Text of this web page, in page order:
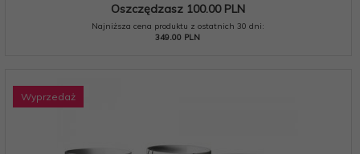
Oszczędzasz 100.00 PLN
Najniższa cena produktu z ostatnich 30 dni:
349.00 PLN
Wyprzedaż